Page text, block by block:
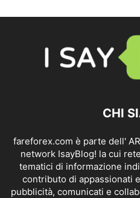
CHI
fareforex.com è parte dell'
network IsayBlog! la cui
tematici di informazione
contributo di appassionati
pubblicità, comunicati e